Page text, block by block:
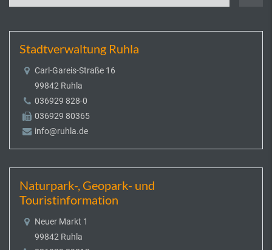
Stadtverwaltung Ruhla
Carl-Gareis-Straße 16
99842 Ruhla
036929 828-0
036929 80365
info@ruhla.de
Naturpark-, Geopark- und
Touristinformation
Neuer Markt 1
99842 Ruhla